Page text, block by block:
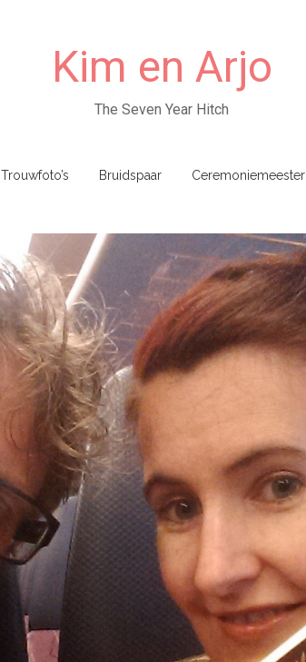
Kim en Arjo
The Seven Year Hitch
Trouwfoto’s Bruidspaar Ceremoniemeester